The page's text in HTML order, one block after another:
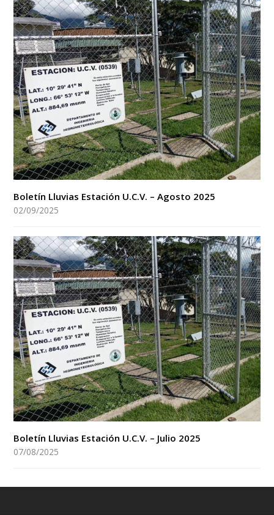
Boletín Lluvias Estación U.C.V. – Agosto 2025
02/09/2025
Boletín Lluvias Estación U.C.V. – Julio 2025
07/08/2025